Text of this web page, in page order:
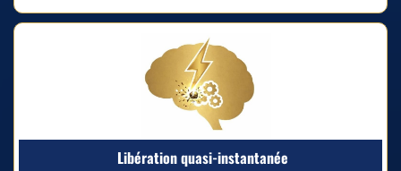
Libération quasi-instantanée